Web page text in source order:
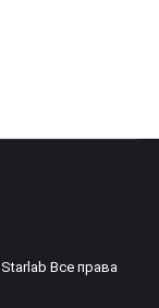
Starlab Все права